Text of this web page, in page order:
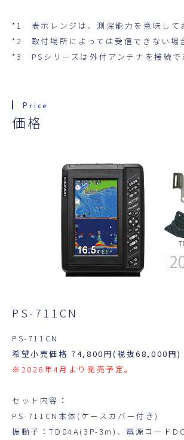
*1 表示レンジは、測深能力を意味して
*2 取付場所によっては受信できない場
*3 PSシリーズは外付アンテナを接続で
価格
PS-711CN
PS-711CN
希望小売価格 74,800円(税抜68,000円)
※2026年4月より発売予定。
セット内容：
PS-711CN本体(ケースカバー付き)
振動子：TD04A(3P-3m)、電源コード